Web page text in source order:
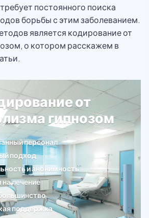
постоянного поиска
борьбы с этим заболеванием.
является кодирование от
о котором расскажем в
от
гипнозом
персонал
подход
и анонимность
лечение
поддержка